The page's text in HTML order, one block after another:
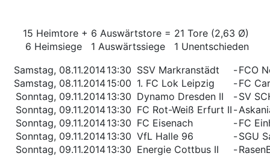
15 Heimtore + 6 Auswärtstore = 21 Tore (2,63 Ø)
6 Heimsiege 1 Auswärtssiege 1 Unentschieden
Samstag, 08.11.201413:30 SSV Markranstädt -FCO
Samstag, 08.11.201415:00 1. FC Lok Leipzig -FC
Sonntag, 09.11.201413:30 Dynamo Dresden II -SV
Sonntag, 09.11.201413:30 FC Rot-Weiß Erfurt II -
Sonntag, 09.11.201413:30 FC Eisenach -FC
Sonntag, 09.11.201413:30 VfL Halle 96 -SGU
Sonntag, 09.11.201413:30 Energie Cottbus II -